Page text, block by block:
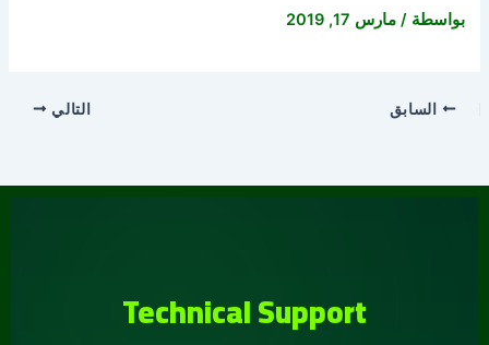
بواسطة /مارس 17, 2019
السابق التالي
Technical Support